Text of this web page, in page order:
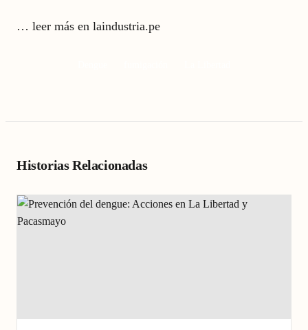
… leer más en laindustria.pe
Historias Relacionadas